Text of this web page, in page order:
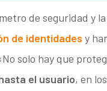
de seguridad y la
de identidades y
solo hay que
el usuario, en